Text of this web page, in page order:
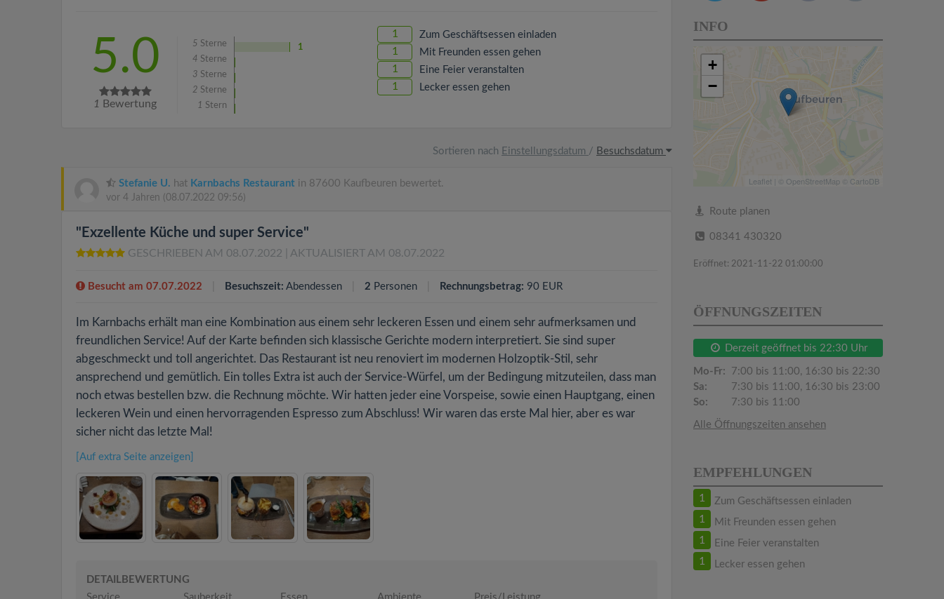
5.0
1 Bewertung
5 Sterne
1
4 Sterne
3 Sterne
2 Sterne
1 Stern
1 Zum Geschäftsessen einladen
1 Mit Freunden essen gehen
1 Eine Feier veranstalten
1 Lecker essen gehen
Sortieren nach Einstellungsdatum / Besuchsdatum
Stefanie U. hat Karnbachs Restaurant in 87600 Kaufbeuren bewertet.
vor 4 Jahren (08.07.2022 09:56)
"Exzellente Küche und super Service"
GESCHRIEBEN AM 08.07.2022 | AKTUALISIERT AM 08.07.2022
Besucht am 07.07.2022 Besuchszeit: Abendessen 2 Personen Rechnungsbetrag: 90 EUR
Im Karnbachs erhält man eine Kombination aus einem sehr leckeren Essen und einem sehr aufmerksamen und
freundlichen Service! Auf der Karte befinden sich klassische Gerichte modern interpretiert. Sie sind super
abgeschmeckt und toll angerichtet. Das Restaurant ist neu renoviert im modernen Holzoptik-Stil, sehr
ansprechend und gemütlich. Ein tolles Extra ist auch der Service-Würfel, um der Bedingung mitzuteilen, dass man
noch etwas bestellen bzw. die Rechnung möchte. Wir hatten jeder eine Vorspeise, sowie einen Hauptgang, einen
leckeren Wein und einen hervorragenden Espresso zum Abschluss! Wir waren das erste Mal hier, aber es war
sicher nicht das letzte Mal!
[Auf extra Seite anzeigen]
DETAILBEWERTUNG
INFO
+
−
Leaflet | © OpenStreetMap © CartoDB
Route planen
08341 430320
Eröffnet: 2021-11-22 01:00:00
ÖFFNUNGSZEITEN
Derzeit geöffnet bis 22:30 Uhr
Mo-Fr:
7:00 bis 11:00, 16:30 bis 22:30
Sa:
7:30 bis 11:00, 16:30 bis 23:00
So:
7:30 bis 11:00
Alle Öffnungszeiten ansehen
EMPFEHLUNGEN
1 Zum Geschäftsessen einladen
1 Mit Freunden essen gehen
1 Eine Feier veranstalten
1 Lecker essen gehen